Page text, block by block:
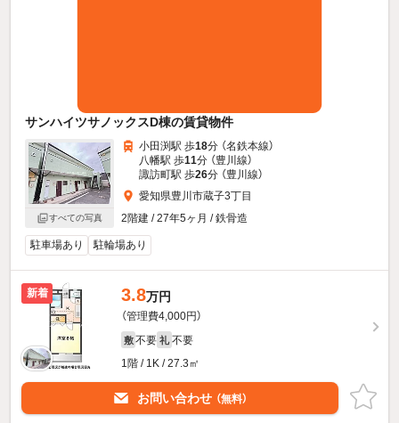
サンハイツサノックスD棟の賃貸物件
すべての写真
小田渕駅 歩18分 （名鉄本線）
八幡駅 歩11分 （豊川線）
諏訪町駅 歩26分 （豊川線）
愛知県豊川市蔵子3丁目
2階建 / 27年5ヶ月 / 鉄骨造
駐車場あり 駐輪場あり
新着 3.8万円
（管理費4,000円）
敷 不要 礼 不要
1階 / 1K / 27.3㎡
お問い合わせ （無料）